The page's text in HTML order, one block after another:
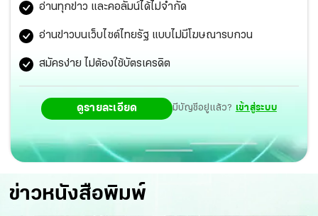
แถวหน้าของเมืองไทย เพราะได้วิชาจากสิ่งศักดิ์สิทธิ์ให้นำมา
ช่วยเหลือผู้คนให้พ้นทุกข์ ภายใต้พันธสัญญา...“จะให้วิชา
ตัวเลข เพื่อนำมาช่วยคน ช่วยหนึ่งคน แผ่นดินสูงขึ้น”
อ่านทุกข่าว และคอลัมน์ได้ไม่จำกัด
อ่านข่าวบนเว็บไซต์ไทยรัฐ แบบไม่มีโฆษณารบกวน
สมัครง่าย ไม่ต้องใช้บัตรเครดิต
ดูรายละเอียด มีบัญชีอยู่แล้ว? เข้าสู่ระบบ
ข่าวหนังสือพิมพ์